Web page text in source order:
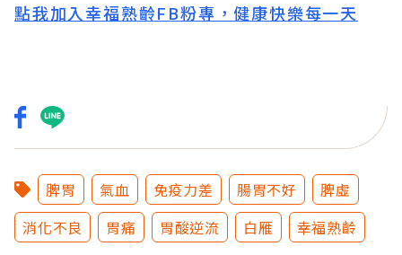
點我加入幸福熟齡FB粉專，健康快樂每一天
脾胃 氣血 免疫力差 腸胃不好
脾虛
消化不良
胃痛 胃酸逆流 白雁 幸福熟齡